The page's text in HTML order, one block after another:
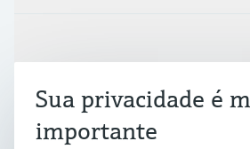
Suporte
Sua privacidade é
importante